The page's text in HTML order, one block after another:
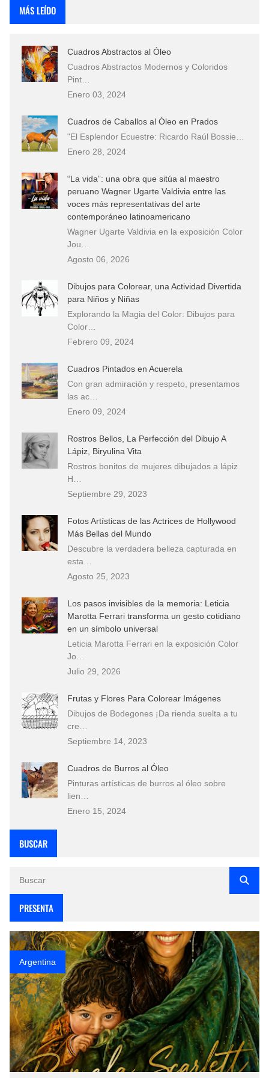
MÁS LEÍDO
Cuadros Abstractos al Óleo
Cuadros Abstractos Modernos y Coloridos
Pint…
Enero 03, 2024
Cuadros de Caballos al Óleo en Prados
"El Esplendor Ecuestre: Ricardo Raúl Bossie…
Enero 28, 2024
“La vida”: una obra que sitúa al maestro
peruano Wagner Ugarte Valdivia entre las
voces más representativas del arte
contemporáneo latinoamericano
Wagner Ugarte Valdivia en la exposición Color
Jou…
Agosto 06, 2026
Dibujos para Colorear, una Actividad Divertida
para Niños y Niñas
Explorando la Magia del Color: Dibujos para
Color…
Febrero 09, 2024
Cuadros Pintados en Acuerela
Con gran admiración y respeto, presentamos
las ac…
Enero 09, 2024
Rostros Bellos, La Perfección del Dibujo A
Lápiz, Biryulina Vita
Rostros bonitos de mujeres dibujados a lápiz
H…
Septiembre 29, 2023
Fotos Artísticas de las Actrices de Hollywood
Más Bellas del Mundo
Descubre la verdadera belleza capturada en
esta…
Agosto 25, 2023
Los pasos invisibles de la memoria: Leticia
Marotta Ferrari transforma un gesto cotidiano
en un símbolo universal
Leticia Marotta Ferrari en la exposición Color
Jo…
Julio 29, 2026
Frutas y Flores Para Colorear Imágenes
Dibujos de Bodegones ¡Da rienda suelta a tu
cre…
Septiembre 14, 2023
Cuadros de Burros al Óleo
Pinturas artísticas de burros al óleo sobre
lien…
Enero 15, 2024
BUSCAR
PRESENTA
Argentina